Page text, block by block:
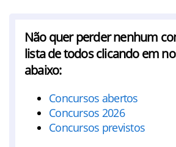
Não quer perder nenhum
lista de todos clicando em
abaixo:
Concursos abertos
Concursos 2026
Concursos previstos